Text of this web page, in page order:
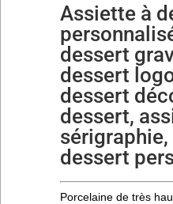
Assiette à
dessert
dessert
dessert
dessert,
dessert
Porcelaine de très